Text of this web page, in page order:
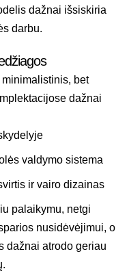
dažnai išsiskiria
darbu.
bet
dažnai
valdymo sistema
ir vairo dizainas
palaikymu, netgi
nusidėvėjimui, o
dažnai atrodo geriau